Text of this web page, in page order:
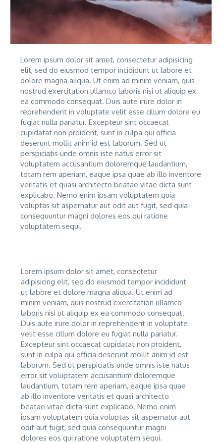
Lorem ipsum dolor sit amet, consectetur adipisicing
elit, sed do eiusmod tempor incididunt ut labore et
dolore magna aliqua. Ut enim ad minim veniam, quis
nostrud exercitation ullamco laboris nisi ut aliquip ex
ea commodo consequat. Duis aute irure dolor in
reprehenderit in voluptate velit esse cillum dolore eu
fugiat nulla pariatur. Excepteur sint occaecat
cupidatat non proident, sunt in culpa qui officia
deserunt mollit anim id est laborum. Sed ut
perspiciatis unde omnis iste natus error sit
voluptatem accusantium doloremque laudantium,
totam rem aperiam, eaque ipsa quae ab illo inventore
veritatis et quasi architecto beatae vitae dicta sunt
explicabo. Nemo enim ipsam voluptatem quia
voluptas sit aspernatur aut odit aut fugit, sed quia
consequuntur magni dolores eos qui ratione
voluptatem sequi.
Lorem ipsum dolor sit amet, consectetur
adipisicing elit, sed do eiusmod tempor incididunt
ut labore et dolore magna aliqua. Ut enim ad
minim veniam, quis nostrud exercitation ullamco
laboris nisi ut aliquip ex ea commodo consequat.
Duis aute irure dolor in reprehenderit in voluptate
velit esse cillum dolore eu fugiat nulla pariatur.
Excepteur sint occaecat cupidatat non proident,
sunt in culpa qui officia deserunt mollit anim id est
laborum. Sed ut perspiciatis unde omnis iste natus
error sit voluptatem accusantium doloremque
laudantium, totam rem aperiam, eaque ipsa quae
ab illo inventore veritatis et quasi architecto
beatae vitae dicta sunt explicabo. Nemo enim
ipsam voluptatem quia voluptas sit aspernatur aut
odit aut fugit, sed quia consequuntur magni
dolores eos qui ratione voluptatem sequi.